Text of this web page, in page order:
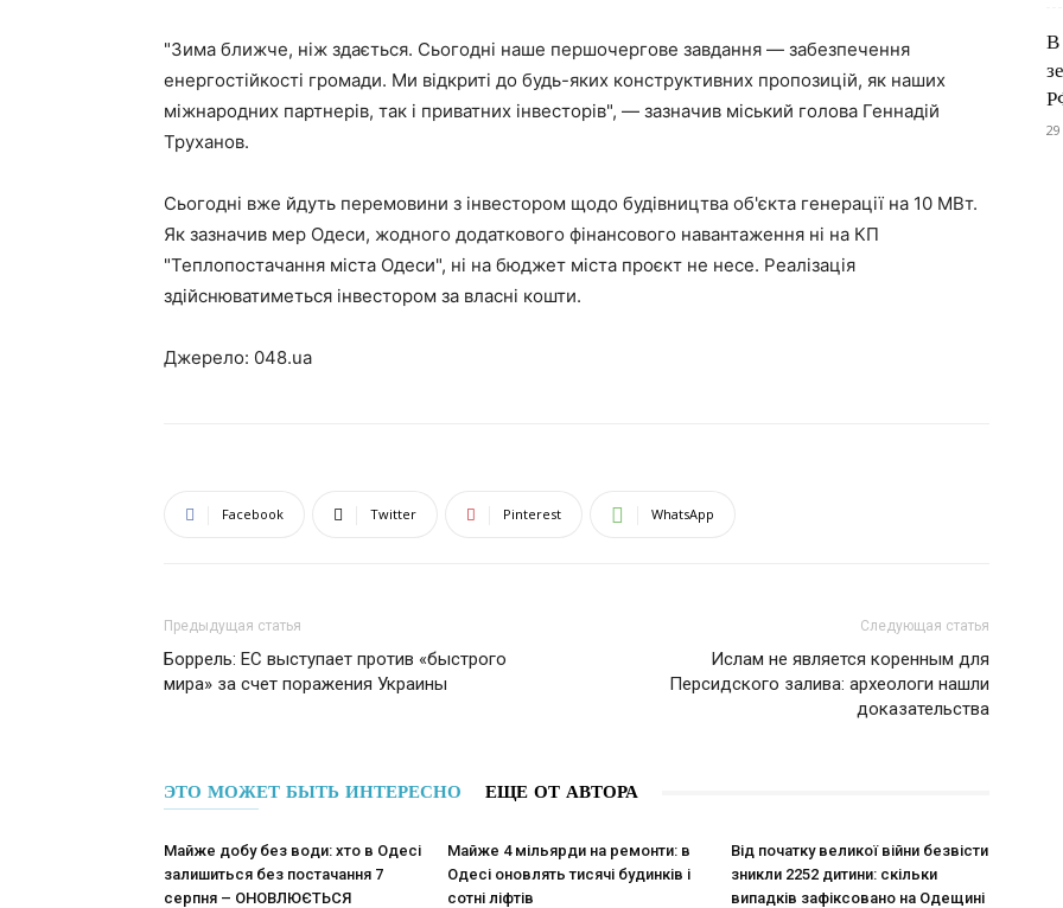
"Зима ближче, ніж здається. Сьогодні наше першочергове завдання — забезпечення
енергостійкості громади. Ми відкриті до будь-яких конструктивних пропозицій, як наших
міжнародних партнерів, так і приватних інвесторів", — зазначив міський голова Геннадій
Труханов.
Сьогодні вже йдуть перемовини з інвестором щодо будівництва об'єкта генерації на 10 МВт.
Як зазначив мер Одеси, жодного додаткового фінансового навантаження ні на КП
"Теплопостачання міста Одеси", ні на бюджет міста проєкт не несе. Реалізація
здійснюватиметься інвестором за власні кошти.
Джерело: 048.ua
Facebook Twitter Pinterest WhatsApp
Предыдущая статья
Боррель: ЕС выступает против «быстрого
мира» за счет поражения Украины
Следующая статья
Ислам не является коренным для
Персидского залива: археологи нашли
доказательства
ЭТО МОЖЕТ БЫТЬ ИНТЕРЕСНО ЕЩЕ ОТ АВТОРА
Майже добу без води: хто в Одесі
залишиться без постачання 7
серпня – ОНОВЛЮЄТЬСЯ
Майже 4 мільярди на ремонти: в
Одесі оновлять тисячі будинків і
сотні ліфтів
Від початку великої війни безвісти
зникли 2252 дитини: скільки
випадків зафіксовано на Одещині
В